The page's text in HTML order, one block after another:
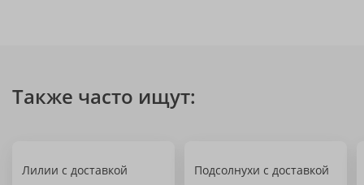
Также часто ищут:
Лилии с доставкой Подсолнухи с доставкой